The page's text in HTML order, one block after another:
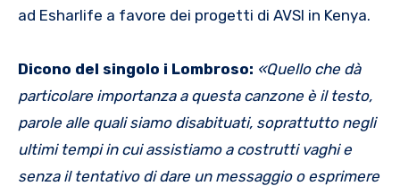
ad Esharlife a favore dei progetti di AVSI in Kenya.
Dicono del singolo i Lombroso: «Quello che dà
particolare importanza a questa canzone è il testo,
parole alle quali siamo disabituati, soprattutto negli
ultimi tempi in cui assistiamo a costrutti vaghi e
senza il tentativo di dare un messaggio o esprimere